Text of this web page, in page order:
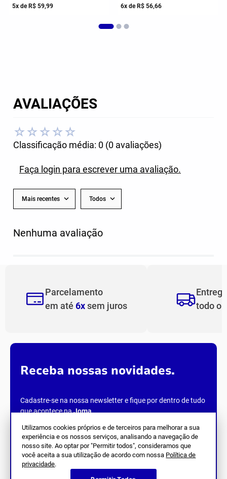
Utilizamos cookies próprios e de terceiros para melhorar a sua
experiência e os nossos serviços, analisando a navegação de
nosso site. Ao optar por "Permitir todos", consideramos que
você aceita a sua utilização de acordo com nossa Política de
privacidade.
5x de R$ 59,99 6x de R$ 56,66
AVALIAÇÕES
☆ ☆ ☆ ☆ ☆
Classificação média: 0 (0 avaliações)
Faça login para escrever uma avaliação.
Mais recentes Todos
Nenhuma avaliação
Parcelamento
em até 6xsem juros
todo o
Receba nossas novidades.
Cadastre-se na nossa newsletter e fique por dentro de tudo
que acontece naJoma.
Siga Nos